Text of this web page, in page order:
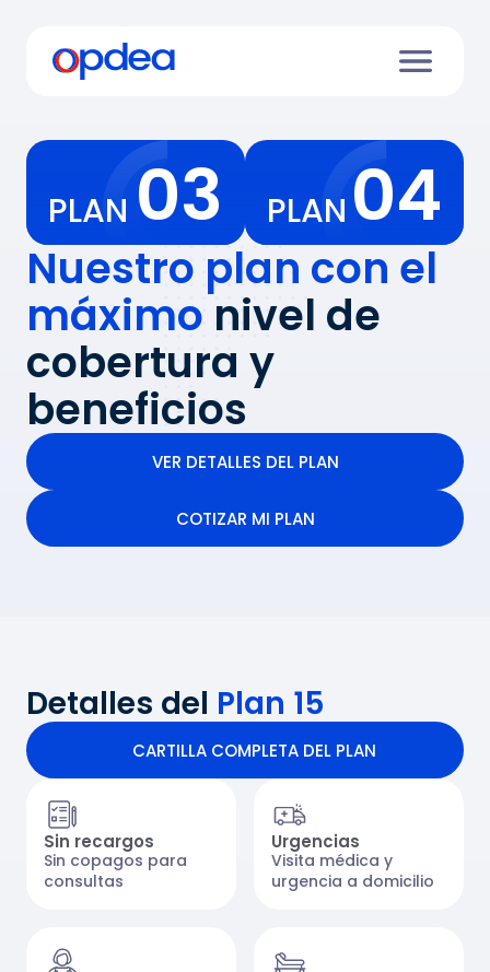
Nuestro plan con el
máximo nivel de
cobertura y
beneficios
VER DETALLES DEL PLAN
VER DETALLES DEL PLAN
COTIZAR MI PLAN
PLAN 03 PLAN 04
Detalles del Plan 15
CARTILLA COMPLETA DEL PLAN
CARTILLA COMPLETA DEL PLAN
Sin recargos
Sin copagos para
consultas
Urgencias
Visita médica y
urgencia a domicilio